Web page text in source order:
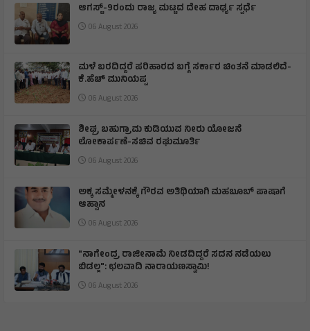
ಆಗಸ್ಟ್-9ರಂದು ರಾಜ್ಯ ಮಟ್ಟದ ದೇಹ ದಾರ್ಢ್ಯ ಸ್ಪರ್ಧೆ
06 August 2026
ಮಳೆ ಬರದಿದ್ದರೆ ಪರಿಹಾರದ ಬಗ್ಗೆ ಸರ್ಕಾರ ಚಿಂತನೆ ಮಾಡಲಿದೆ-
ಕೆ.ಹೆಚ್ ಮುನಿಯಪ್ಪ
06 August 2026
ಶೀಘ್ರ ಬಹುಗ್ರಾಮ ಕುಡಿಯುವ ನೀರು ಯೋಜನೆ
ಲೋಕಾರ್ಪಣೆ-ಸಚಿವ ರಘುಮೂರ್ತಿ
06 August 2026
ಅಕ್ಕ ಸಮ್ಮೇಳನಕ್ಕೆ ಗೌರವ ಅತಿಥಿಯಾಗಿ ಮಹಬೂಬ್ ಪಾಷಾಗೆ
ಆಹ್ವಾನ
06 August 2026
"ನಾಗೇಂದ್ರ ರಾಜೀನಾಮೆ ನೀಡದಿದ್ದರೆ ಸದನ ನಡೆಯಲು
ಬಿಡಲ್ಲ": ಛಲವಾದಿ ನಾರಾಯಣಸ್ವಾಮಿ!
06 August 2026